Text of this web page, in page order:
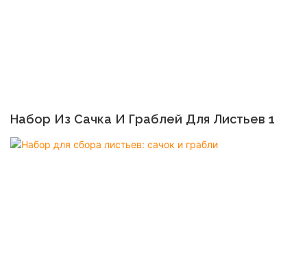
Набор Из Сачка И Граблей Для Листьев 1